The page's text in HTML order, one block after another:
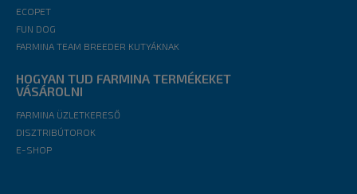
ECOPET
FUN DOG
FARMINA TEAM BREEDER KUTYÁKNAK
HOGYAN TUD FARMINA TERMÉKEKET
VÁSÁROLNI
FARMINA ÜZLETKERESŐ
DISZTRIBÚTOROK
E-SHOP